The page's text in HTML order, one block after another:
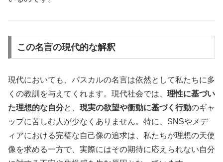
この名言の現代的な解釈
現代においても、パスカルの名言は依然として私たちに多
くの教訓を与えてくれます。現代社会では、 理性に基づい
た理想的な自分と、 現実の欲望や衝動に基づく行動のギャ
ップに苦しむ人が少なくありません。特に、SNSやメデ
ィアにおける完璧な自己像の追求は、私たちが理想の天使
像を求める一方で、実際にはその期待に応えられない自分